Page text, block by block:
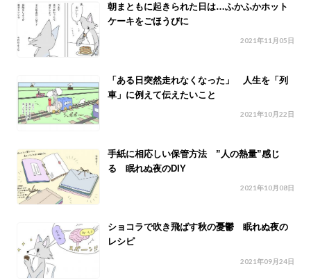
朝まともに起きられた日は…ふかふかホット
ケーキをごほうびに
2021年11月05日
「ある日突然走れなくなった」 人生を「列
車」に例えて伝えたいこと
2021年10月22日
手紙に相応しい保管方法 ”人の熱量”感じ
る 眠れぬ夜のDIY
2021年10月08日
ショコラで吹き飛ばす秋の憂鬱 眠れぬ夜の
レシピ
2021年09月24日